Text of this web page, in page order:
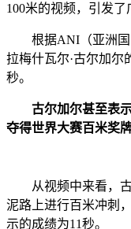
100米的视频，引发了
根据ANI（亚洲国
拉梅什瓦尔·古尔加尔
秒。
古尔加尔甚至表
夺得世界大赛百米奖
从视频中来看，古
泥路上进行百米冲刺
示的成绩为11秒。